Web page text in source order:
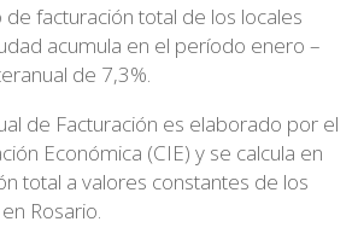
de facturación total de los locales
acumula en el período enero –
de 7,3%.
de Facturación es elaborado por el
Económica (CIE) y se calcula en
total a valores constantes de los
Rosario.